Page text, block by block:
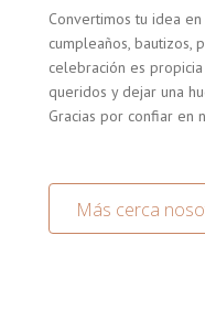
Convertimos tu idea
cumpleaños, bautizos,
celebración es
queridos y dejar una
Gracias por confiar en
Más cerca